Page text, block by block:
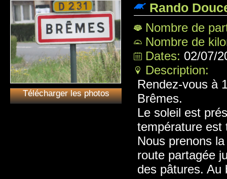
Télécharger les photos
Rando
Nombre de
Nombre de
Dates: 02/07/
Description:
Rendez-vous à
Brêmes.
Le soleil est
température est
Nous prenons
route partagée
des pâtures. Au